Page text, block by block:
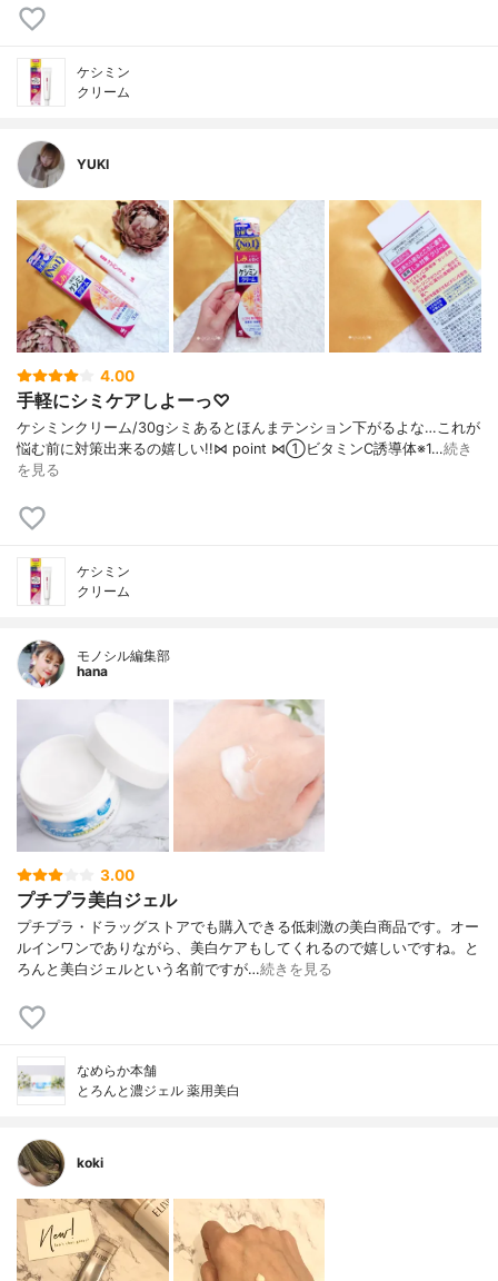
ケシミン
クリーム
YUKI
4.00
手軽にシミケアしよーっ♡
ケシミンクリーム/30g シミあるとほんまテンション下がるよな… これが
悩む前に対策出来るの嬉しい!! ⋈ point ⋈ ①ビタミンC誘導体※1…続き
を見る
ケシミン
クリーム
モノシル編集部
hana
3.00
プチプラ美白ジェル
プチプラ・ドラッグストアでも購入できる低刺激の美白商品です。オー
ルインワンでありながら、美白ケアもしてくれるので嬉しいですね。と
ろんと美白ジェルという名前ですが…続きを見る
なめらか本舗
とろんと濃ジェル 薬用美白
koki